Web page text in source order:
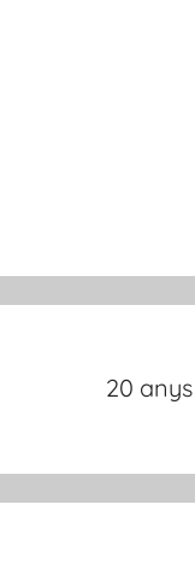
20